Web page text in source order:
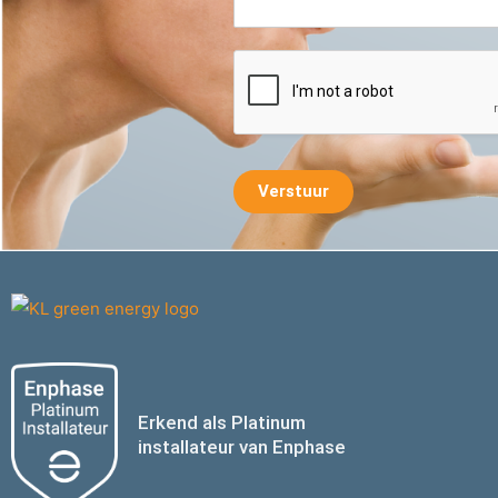
a
t
e
+Verstuur
Erkend als Platinum
installateur van Enphase